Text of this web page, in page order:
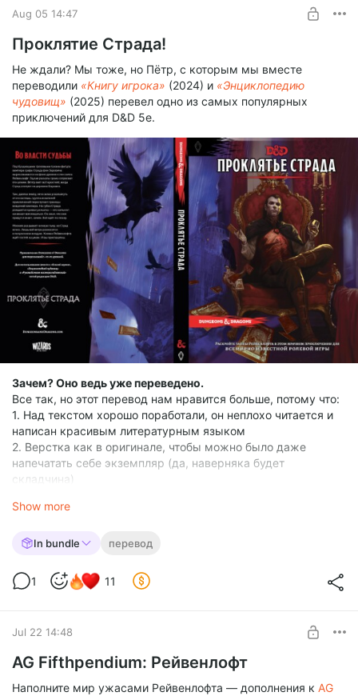
Aug 05 14:47
Проклятие Страда!
Не ждали? Мы тоже, но Пётр, с которым мы вместе
переводили «Книгу игрока» (2024) и «Энциклопедию
чудовищ» (2025) перевел одно из самых популярных
приключений для D&D 5e.
Зачем? Оно ведь уже переведено.
Все так, но этот перевод нам нравится больше, потому что:
1. Над текстом хорошо поработали, он неплохо читается и
написан красивым литературным языком
2. Верстка как в оригинале, чтобы можно было даже
напечатать себе экземпляр (да, наверняка будет
складчина)
за основу и мы, делая свои переводы по D&D 2024
Это не финальная версия
добавить обложку. Но мы хотим попросить вас
поучаствовать в вычитке и написать комментарии в это
Помочь найти ошибки
Скачать красоту
Show more
In bundle перевод
1 11
Jul 22 14:48
AG Fifthpendium: Рейвенлофт
Наполните мир ужасами Рейвенлофта — дополнения к AG